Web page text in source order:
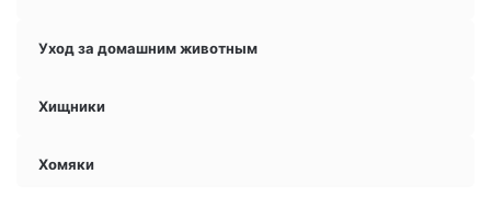
Уход за домашним животным
Хищники
Хомяки